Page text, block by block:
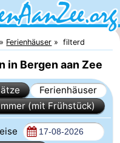
Ferienhäuser filterd
in Bergen aan Zee
Ferienhäuser
(mit Frühstück)